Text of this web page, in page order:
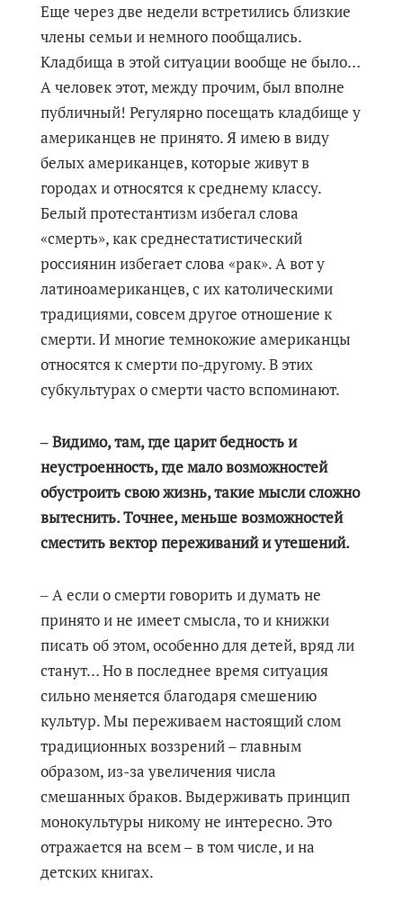
Еще через две недели встретились близкие
члены семьи и немного пообщались.
Кладбища в этой ситуации вообще не было…
А человек этот, между прочим, был вполне
публичный! Регулярно посещать кладбище у
американцев не принято. Я имею в виду
белых американцев, которые живут в
городах и относятся к среднему классу.
Белый протестантизм избегал слова
«смерть», как среднестатистический
россиянин избегает слова «рак». А вот у
латиноамериканцев, с их католическими
традициями, совсем другое отношение к
смерти. И многие темнокожие американцы
относятся к смерти по-другому. В этих
субкультурах о смерти часто вспоминают.
‒ Видимо, там, где царит бедность и
неустроенность, где мало возможностей
обустроить свою жизнь, такие мысли сложно
вытеснить. Точнее, меньше возможностей
сместить вектор переживаний и утешений.
‒ А если о смерти говорить и думать не
принято и не имеет смысла, то и книжки
писать об этом, особенно для детей, вряд ли
станут… Но в последнее время ситуация
сильно меняется благодаря смешению
культур. Мы переживаем настоящий слом
традиционных воззрений – главным
образом, из-за увеличения числа
смешанных браков. Выдерживать принцип
монокультуры никому не интересно. Это
отражается на всем – в том числе, и на
детских книгах.